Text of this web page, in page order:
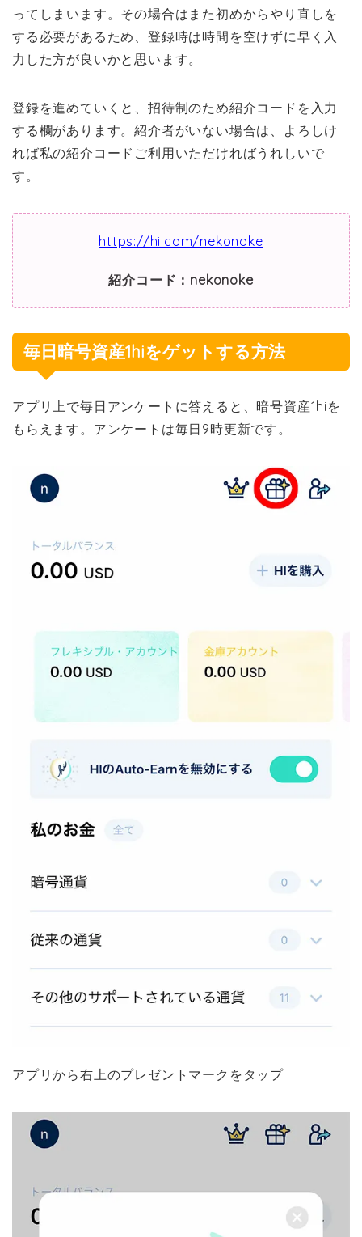
ってしまいます。その場合はまた初めからやり直しを
する必要があるため、登録時は時間を空けずに早く入
力した方が良いかと思います。
登録を進めていくと、招待制のため紹介コードを入力
する欄があります。紹介者がいない場合は、よろしけ
れば私の紹介コードご利用いただければうれしいで
す。
https://hi.com/nekonoke
紹介コード：nekonoke
毎日暗号資産1hiをゲットする方法
アプリ上で毎日アンケートに答えると、暗号資産1hiを
もらえます。アンケートは毎日9時更新です。
アプリから右上のプレゼントマークをタップ